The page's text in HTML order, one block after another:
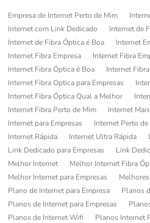
Empresa de Internet Perto de Mim
Internet com Link Dedicado
Internet de
Internet de Fibra Óptica é Boa
Internet
Internet Fibra Empresa
Internet Fibra
Internet Fibra Óptica é Boa
Internet
Internet Fibra Optica para Empresas
Internet Fibra Óptica Qual a Melhor
Internet Fibra Perto de Mim
Internet
Internet para Empresas
Internet Perto
Internet Rápida
Internet Ultra Rápida
Link Dedicado para Empresas
Link
Melhor Internet
Melhor Internet Fibra
Melhor Internet para Empresas
Plano de Internet para Empresa
Planos
Planos de Internet para Empresas
Planos de Internet Wifi
Planos Internet